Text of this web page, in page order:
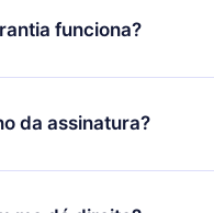
funciona?
e começar a
nossa plataforma,
em até 7
da assinatura?
aplicará a partir do
sua assinatura